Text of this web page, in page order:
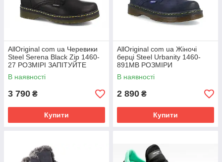
AllOriginal com ua Черевики
Steel Serena Black Zip 1460-
27 РОЗМІРІ ЗАПІТУЙТЕ
В наявності
3 790 ₴
Купити
AllOriginal com ua Жіночі
берці Steel Urbanity 1460-
891MB РОЗМІРИ
ЗАПИТУЙТЕ
В наявності
2 890 ₴
Купити